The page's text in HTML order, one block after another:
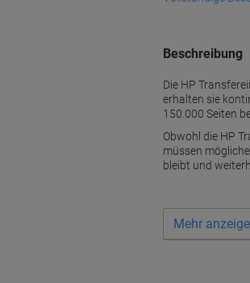
Beschreibung
Die HP
erhalten sie
150.000 Seiten
Obwohl die HP
müssen
bleibt und
Wird oft
Mehr